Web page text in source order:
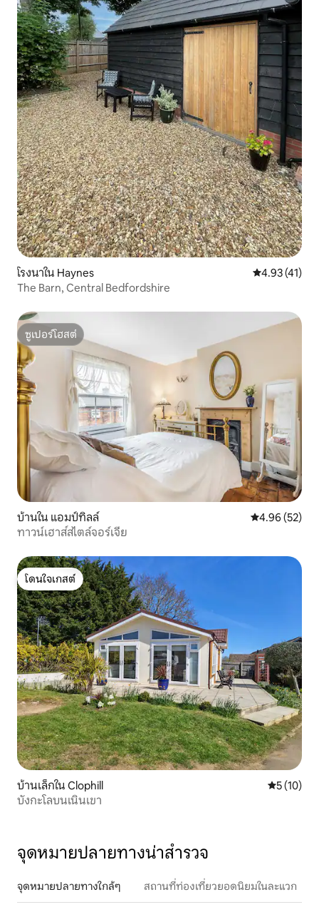
โรงนาใน Haynes คะแนนเฉลี่ย
4.93 (41)
The Barn, Central Bedfordshire
ซูเปอร์โฮสต์
ซูเปอร์โฮสต์
บ้านใน แอมป์ทิลล์ คะแนนเฉลี่ย
4.96 (52)
ทาวน์เฮาส์สไตล์จอร์เจีย
โดนใจเกสต์
โดนใจเกสต์
บ้านเล็กใน Clophill คะแนนเฉลี่
5 (10)
บังกะโลบนเนินเขา
จุดหมายปลายทางน่าสำรวจ
จุดหมายปลายทางใกล้ๆ สถานที่ท่องเที่ยวยอดนิยมในละแวก